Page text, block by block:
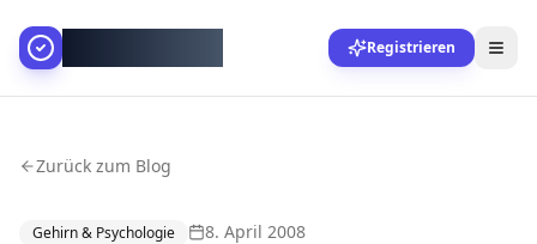
Registrieren
Zurück zum Blog
Gehirn & Psychologie
8. April 2008